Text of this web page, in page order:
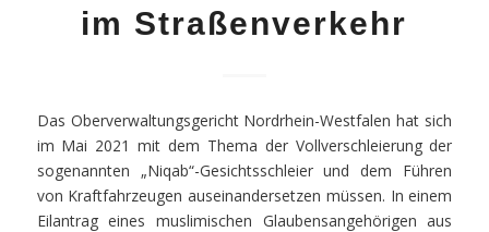
im Straßenverkehr
Das Oberverwaltungsgericht Nordrhein-Westfalen hat sich
im Mai 2021 mit dem Thema der Vollverschleierung der
sogenannten „Niqab“-Gesichtsschleier und dem Führen
von Kraftfahrzeugen auseinandersetzen müssen. In einem
Eilantrag eines muslimischen Glaubensangehörigen aus